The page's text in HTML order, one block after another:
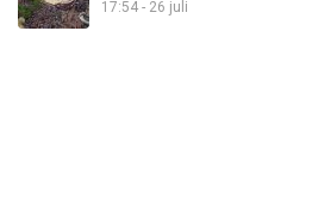
17:54 - 26 juli